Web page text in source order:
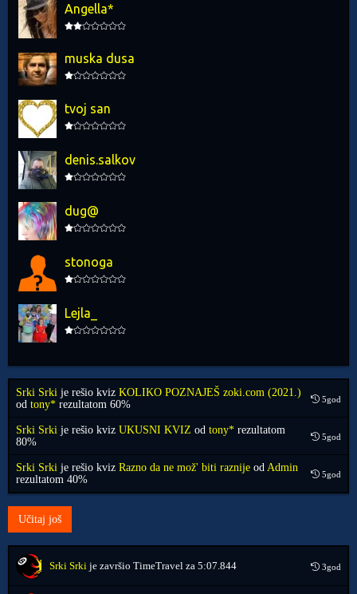
Angella*
muska dusa
tvoj san
denis.salkov
dug@
stonoga
Lejla_
Srki Srki je rešio kviz KOLIKO POZNAJEŠ zoki.com (2021.)
od tony* rezultatom 60% 5god
Srki Srki je rešio kviz UKUSNI KVIZ od tony* rezultatom
80%
5god
Srki Srki je rešio kviz Razno da ne mož' biti raznije od Admin
rezultatom 40%
5god
Učitaj još
Srki Srki je završio TimeTravel za 5:07.844 3god